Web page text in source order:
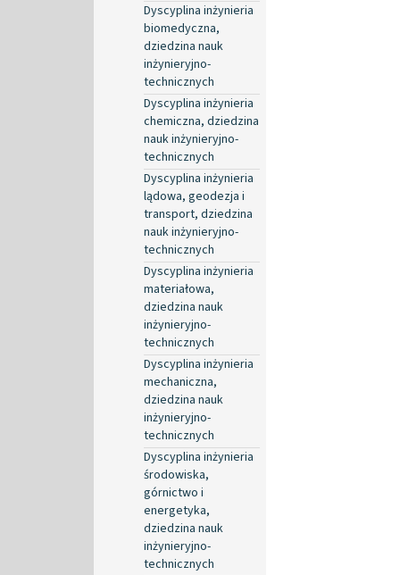
Dyscyplina inżynieria
biomedyczna,
dziedzina nauk
inżynieryjno-
technicznych
Dyscyplina inżynieria
chemiczna, dziedzina
nauk inżynieryjno-
technicznych
Dyscyplina inżynieria
lądowa, geodezja i
transport, dziedzina
nauk inżynieryjno-
technicznych
Dyscyplina inżynieria
materiałowa,
dziedzina nauk
inżynieryjno-
technicznych
Dyscyplina inżynieria
mechaniczna,
dziedzina nauk
inżynieryjno-
technicznych
Dyscyplina inżynieria
środowiska,
górnictwo i
energetyka,
dziedzina nauk
inżynieryjno-
technicznych